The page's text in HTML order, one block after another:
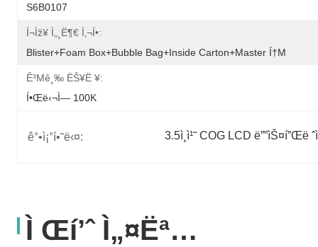
S6B0107
Í¬ìž¥ Ì„¸ë¶€ Ì‚¬í•­:
Blister+foam Box+bubble Bag+inside Carton+master Í†µ
Ê³µê¸‰ ËŠ¥ë ¥:
Í•œë‹¬ì— 100K
ê°•ì¡°í•˜ë‹¤: 3.5ì¸ì¹˜ COG LCD ë””ìŠ¤í”Œë
Ì Œí’ˆ Ì„¤ëª…